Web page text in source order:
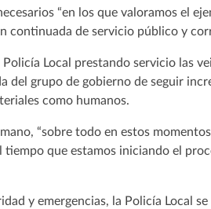
“en los que valoramos el
continuada de servicio público y
Local prestando servicio las
del grupo de gobierno de seguir
como humanos.
“sobre todo en estos
que estamos iniciando el
y emergencias, la Policía Local